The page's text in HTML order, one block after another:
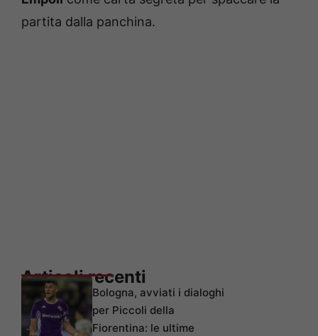
partita dalla panchina.
Articoli recenti
Bologna, avviati i dialoghi
per Piccoli della
Fiorentina: le ultime